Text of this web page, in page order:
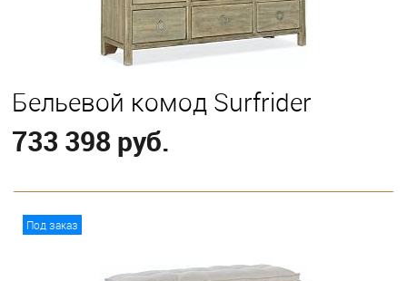
Бельевой комод Surfrider
733 398 руб.
Под заказ